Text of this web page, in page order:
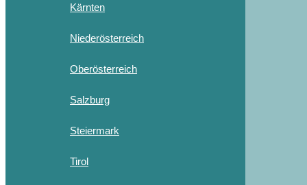
Kärnten
Niederösterreich
Oberösterreich
Salzburg
Steiermark
Tirol